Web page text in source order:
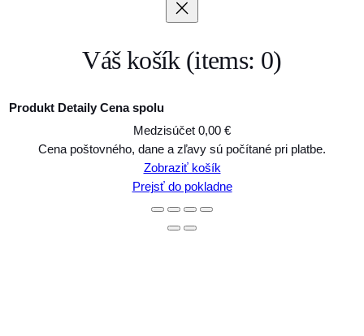
Váš košík (items: 0)
Produkty
Produkt Detaily Cena spolu
Medzisúčet 0,00 €
Cena poštovného, dane a zľavy sú počítané pri platbe.
Zobraziť košík
Prejsť do pokladne